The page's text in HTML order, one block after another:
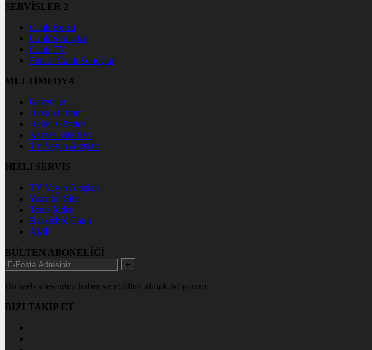
SERVİSLER 2
Canlı Borsa
Canlı Sonuçlar
Canlı TV
Futbol Canlı Sonuçlar
MULTİMEDYA
Gazeteler
Hava Durumu
Haber Gönder
Namaz Vakitleri
TV Yayın Akışları
HIZLI SERVİS
TV Yayın Akışları
Yazarlar Site
Tenis İddaa
Basketbol Canlı
AMP
BÜLTEN ABONELİĞİ
+
Bu web sitesinden haber ve ebülten almak istiyorum
BİZİ TAKİP ET